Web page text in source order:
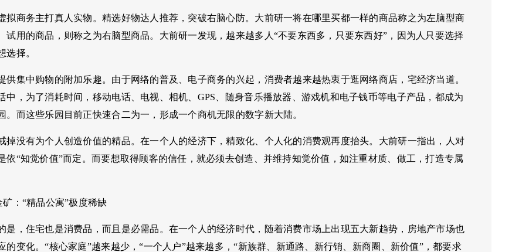
拟商务主打真人实物。精选好物达人推荐，突破右脑心防。大前研一将在哪里买都一样的商品称之为左脑型商
试用的商品，则称之为右脑型商品。大前研一发现，越来越多人“不要东西多，只要东西好”，因为人只要选择
选择。
供集中购物的附加乐趣。由于网络的普及、电子商务的兴起，消费者越来越热衷于逛网络商店，宅经济当道。
中，为了消耗时间，移动电话、电视、相机、GPS、随身音乐播放器、游戏机和电子钱币等电子产品，都成为
。而这些乐园目前正快速合二为一，形成一个商机无限的数字新大陆。
掉没有为个人创造价值的精品。在一个人的经济下，精致化、个人化的消费观再度抬头。大前研一指出，人对
依“知觉价值”而定。而要想取得顾客的信任，就必须去创造、并维持知觉价值，如注重材质、做工，打造专属
：“精品公寓”极度稀缺
是，住宅也是消费品，而且是必需品。在一个人的经济时代，随着消费市场上出现五大新趋势，房地产市场也
的变化。“核心家庭”越来越少，“一个人户”越来越多，“新族群、新通路、新行销、新商圈、新价值”，都要求